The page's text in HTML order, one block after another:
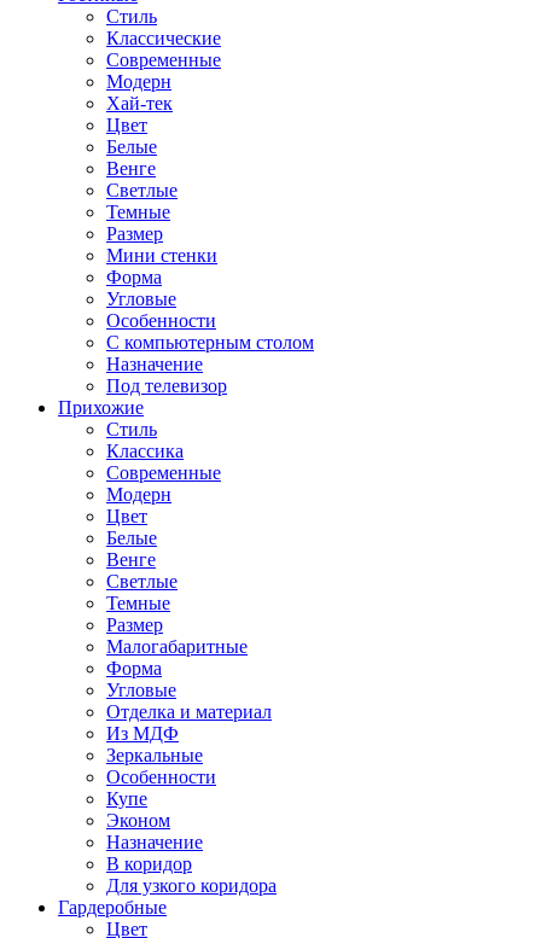
Стиль
Классические
Современные
Модерн
Хай-тек
Цвет
Белые
Венге
Светлые
Темные
Размер
Мини стенки
Форма
Угловые
Особенности
С компьютерным столом
Назначение
Под телевизор
Прихожие
Стиль
Классика
Современные
Модерн
Цвет
Белые
Венге
Светлые
Темные
Размер
Малогабаритные
Форма
Угловые
Отделка и материал
Из МДФ
Зеркальные
Особенности
Купе
Эконом
Назначение
В коридор
Для узкого коридора
Гардеробные
Цвет